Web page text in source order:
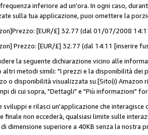
inferiore ad un'ora. In ogni caso,
sulla tua applicazione, puoi omettere la
[EUR/£] 32.77 (dal 01/07/2008
Prezzo: [EUR/£] 32.77 (dal 14:11 [inserire
la seguente dichiarazione vicino alle
altri metodi simili: "I prezzi e la disponibilità
o disponibilità visualizzata su [Sito(i)
di cui sopra, "Dettagli" e "Più informazioni"
sviluppi e rilasci un'applicazione che interagisce
finale non eccederà, qualsiasi limite sulle
di dimensione superiore a 40KB senza la nostra